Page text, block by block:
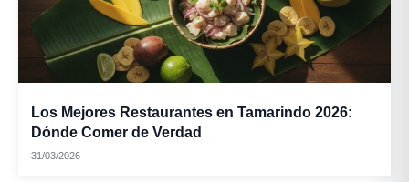
Los Mejores Restaurantes en Tamarindo 2026:
Dónde Comer de Verdad
31/03/2026